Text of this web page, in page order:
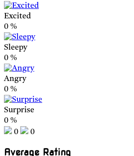
Excited
0 %
Sleepy
0 %
Angry
0 %
Surprise
0 %
0
0
Average Rating